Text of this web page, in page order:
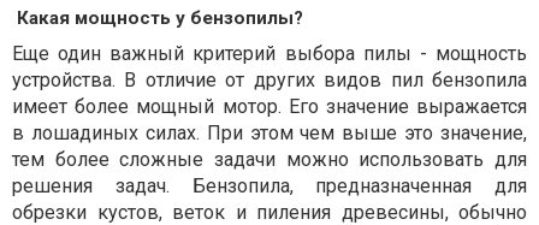
Какая мощность у бензопилы?
Еще один важный критерий выбора пилы - мощность
устройства. В отличие от других видов пил бензопила
имеет более мощный мотор. Его значение выражается
в лошадиных силах. При этом чем выше это значение,
тем более сложные задачи можно использовать для
решения задач. Бензопила, предназначенная для
обрезки кустов, веток и пиления древесины, обычно